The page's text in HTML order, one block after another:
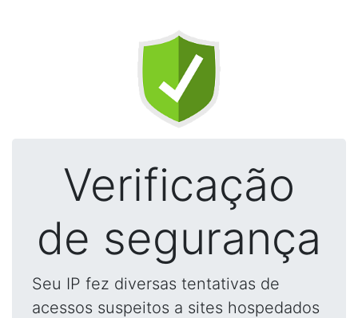
Verificação
de segurança
Seu IP fez diversas tentativas de
acessos suspeitos a sites hospedados